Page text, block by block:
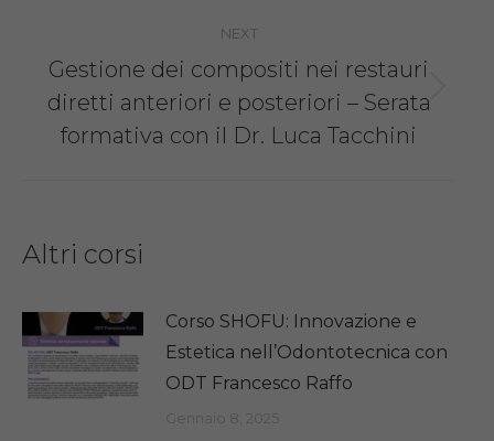
navigation
NEXT
Next
post:
Gestione dei compositi nei restauri
diretti anteriori e posteriori – Serata
formativa con il Dr. Luca Tacchini
Altri corsi
Corso SHOFU: Innovazione e
Estetica nell’Odontotecnica con
ODT Francesco Raffo
Gennaio 8, 2025